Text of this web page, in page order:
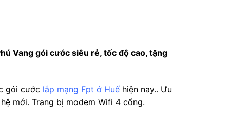
Vang gói cước siêu rẻ, tốc độ cao, tặng
gói cước lắp mạng Fpt ở Huếhiện nay.. Ưu
mới. Trang bị modem Wifi 4 cổng.